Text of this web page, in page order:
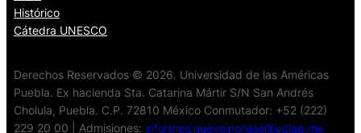
Histórico
Cátedra UNESCO
Derechos Reservados © 2026. Universidad de las Américas
Puebla. Ex hacienda Sta. Catarina Mártir S/N San Andrés
Cholula, Puebla. C.P. 72810 México Conmutador: +52 (222)
229 20 00 | Admisiones: informes.nuevoingreso@udlap.mx